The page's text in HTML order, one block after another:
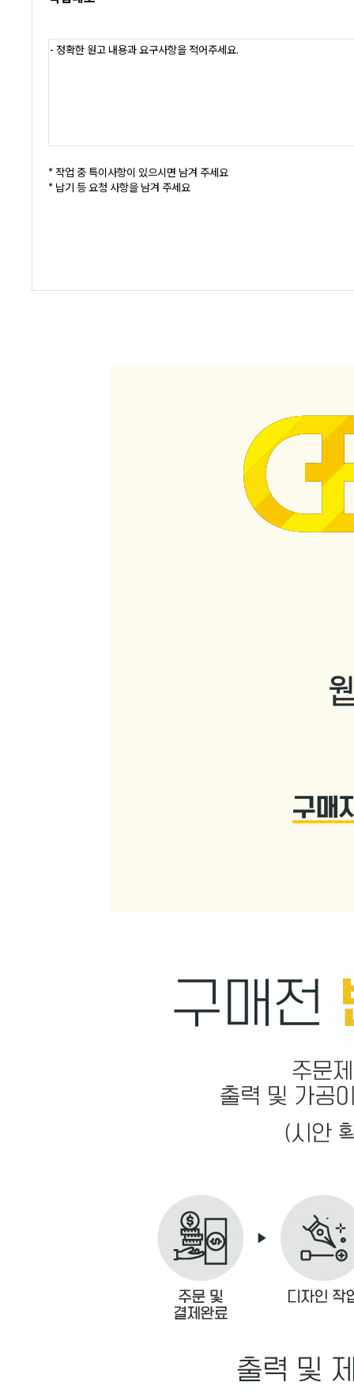
* 작업 중 특이사항이 있으시면 남겨 주세요
* 납기 등 요청 사항을 남겨 주세요
- 정확한 원고 내용과 요구사항을 적어주세요.